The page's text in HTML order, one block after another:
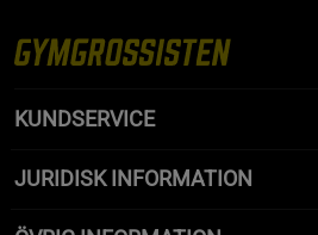
KUNDSERVICE
JURIDISK INFORMATION